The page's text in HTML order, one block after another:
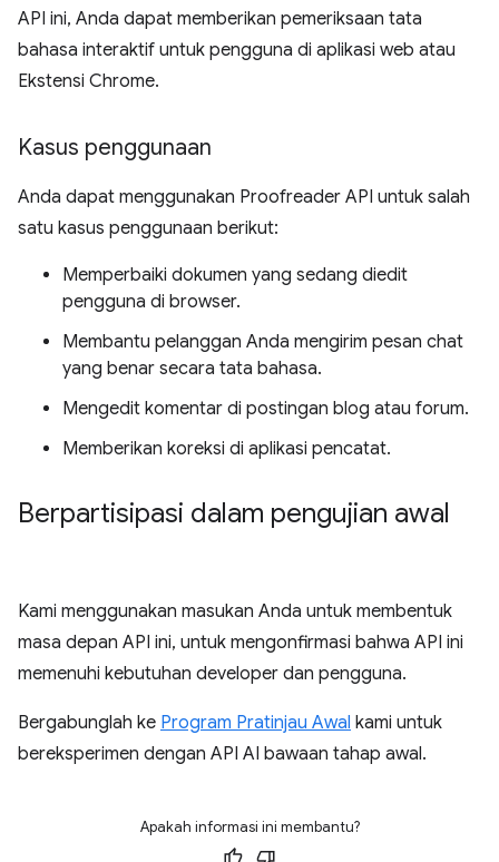
API ini, Anda dapat memberikan pemeriksaan tata
bahasa interaktif untuk pengguna di aplikasi web atau
Ekstensi Chrome.
Kasus penggunaan
Anda dapat menggunakan Proofreader API untuk salah
satu kasus penggunaan berikut:
Memperbaiki dokumen yang sedang diedit
pengguna di browser.
Membantu pelanggan Anda mengirim pesan chat
yang benar secara tata bahasa.
Mengedit komentar di postingan blog atau forum.
Memberikan koreksi di aplikasi pencatat.
Berpartisipasi dalam pengujian awal
Kami menggunakan masukan Anda untuk membentuk
masa depan API ini, untuk mengonfirmasi bahwa API ini
memenuhi kebutuhan developer dan pengguna.
Bergabunglah ke Program Pratinjau Awal kami untuk
bereksperimen dengan API AI bawaan tahap awal.
Apakah informasi ini membantu?